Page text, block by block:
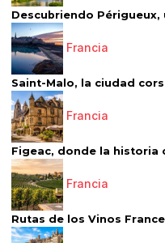
Descubriendo Périgueux,
Francia
Saint-Malo, la ciudad
Francia
Figeac, donde la historia
Francia
Rutas de los Vinos